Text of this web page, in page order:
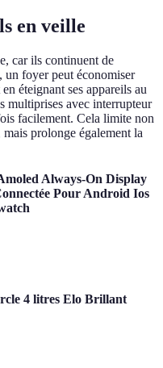
en veille
car ils continuent de
un foyer peut économiser
éteignant ses appareils au
multiprises avec interrupteur
facilement. Cela limite non
prolonge également la
Always-On Display
Pour Android Ios
4 litres Elo Brillant